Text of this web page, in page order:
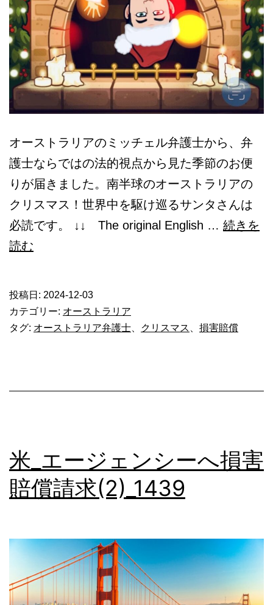
ス
ト
ラ
リ
ア
オーストラリアのミッチェル弁護士から、弁
護士ならではの法的視点から見た季節のお便
りが届きました。南半球のオーストラリアの
クリスマス！世界中を駆け巡るサンタさんは
必読です。 ↓↓ The original English … 続きを
読む
タ
が
庭
ん
償
請
求？
オ
ー
ス
ト
投稿日: 2024-12-03
カテゴリー: オーストラリア
タグ: オーストラリア弁護士、 クリスマス 、 損害賠償
米_エージェンシーへ損害
賠償請求(2)_1439